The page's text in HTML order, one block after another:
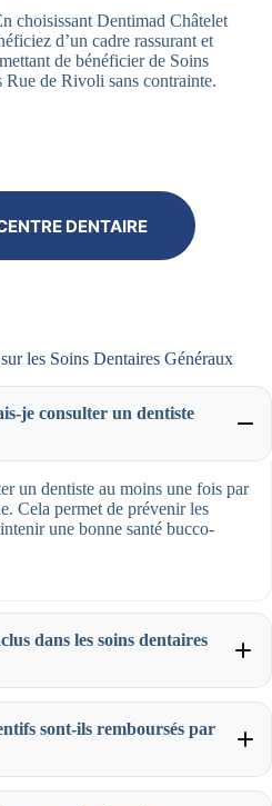
choisissant Dentimad Châtelet
d’un cadre rassurant et
de bénéficier de Soins
Rue de Rivoli sans contrainte.
DENTAIRE
les Soins Dentaires Généraux
je consulter un dentiste
un dentiste au moins une fois par
Cela permet de prévenir les
une bonne santé bucco-
dans les soins dentaires
sont-ils remboursés par